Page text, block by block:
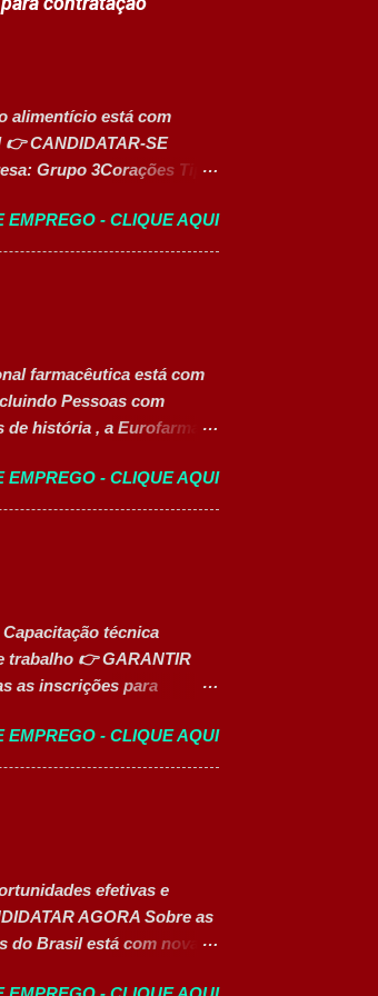
recreativas e lúdicas.
durante aulas e
alimentício está com
CANDIDATAR-SE
Grupo 3Corações Tipo
(PcD) Principais
Separar produtos e
acabados. Organizar
atividades produtivas.
EMPREGO - CLIQUE AQUI
farmacêutica está com
Pessoas com
de história , a Eurofarma é
com mais de 11 mil
oferecendo
um ambiente voltado para
Atividades ✅ Auxiliar
✅ Conferir
EMPREGO - CLIQUE AQUI
técnica
trabalho 👉 GARANTIR
as inscrições para
do aprendizado prático
ajuda de custo calculada
do aluno
Aperfeiçoamento
Gastronomia (Tarde):
EMPREGO - CLIQUE AQUI
efetivas e
AGORA Sobre as
do Brasil está com novas